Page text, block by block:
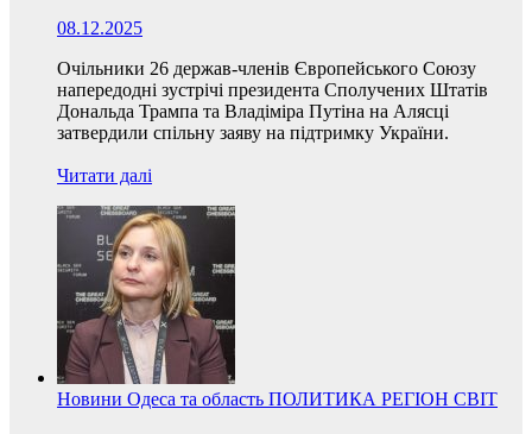
08.12.2025
Очільники 26 держав-членів Європейського Союзу
напередодні зустрічі президента Сполучених Штатів
Дональда Трампа та Владіміра Путіна на Алясці
затвердили спільну заяву на підтримку України.
Читати далі
Новини Одеса та область ПОЛИТИКА РЕГІОН СВІТ